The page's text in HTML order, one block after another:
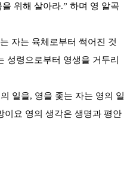
위해 살아라.” 하며 영 알곡
자는 육체로부터 썩어진 것
성령으로부터 영생을 거두리
일을, 영을 좇는 자는 영의 일
이요 영의 생각은 생명과 평안